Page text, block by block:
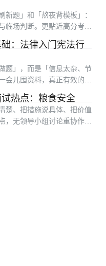
新题」和「熬夜背模板」：
临场判断。更贴近高分考生
经会的内容练到不假思索，
间只做巩固，主块再开新专
：法律入门宪法行
题」，而是「信息太杂、节
会儿囤资料，真正有效的训
员考试流程的人来说，先把
事搞清楚，比盲目报班更重
热点：粮食安全
楚、把措施说具体、把价值
，无领导小组讨论重协作与
互评环节。很多考生笔试排
达能力差，而是审题偏、框